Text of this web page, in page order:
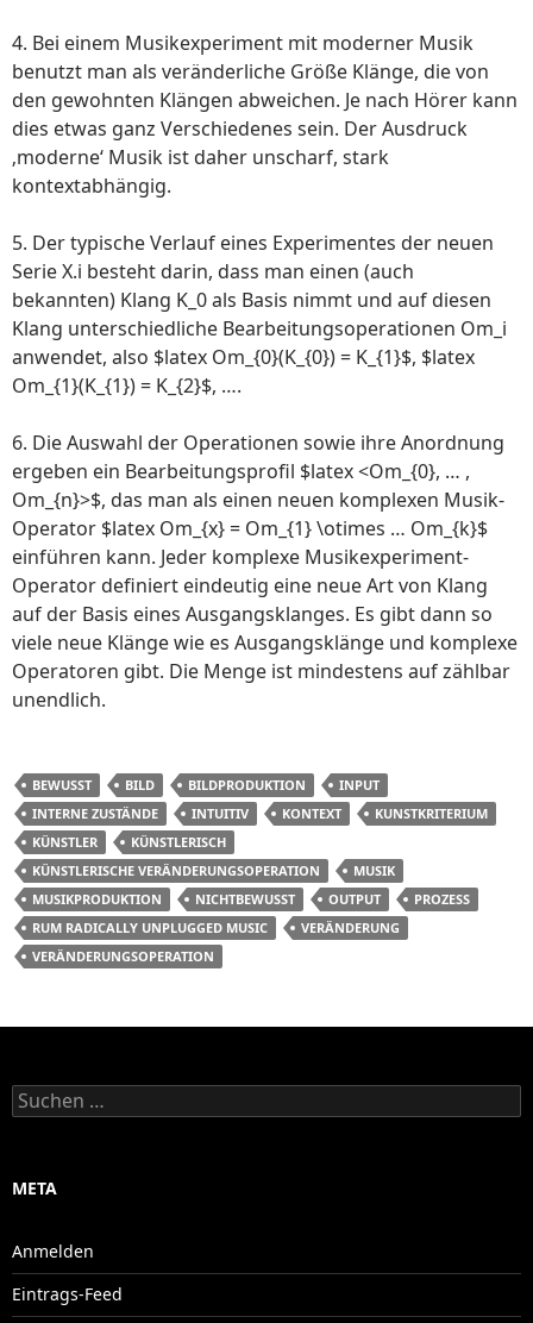
4. Bei einem Musikexperiment mit moderner Musik
benutzt man als veränderliche Größe Klänge, die von
den gewohnten Klängen abweichen. Je nach Hörer kann
dies etwas ganz Verschiedenes sein. Der Ausdruck
‚moderne‘ Musik ist daher unscharf, stark
kontextabhängig.
5. Der typische Verlauf eines Experimentes der neuen
Serie X.i besteht darin, dass man einen (auch
bekannten) Klang K_0 als Basis nimmt und auf diesen
Klang unterschiedliche Bearbeitungsoperationen Om_i
anwendet, also $latex Om_{0}(K_{0}) = K_{1}$, $latex
Om_{1}(K_{1}) = K_{2}$, ….
6. Die Auswahl der Operationen sowie ihre Anordnung
ergeben ein Bearbeitungsprofil $latex <Om_{0}, … ,
Om_{n}>$, das man als einen neuen komplexen Musik-
Operator $latex Om_{x} = Om_{1} \otimes … Om_{k}$
einführen kann. Jeder komplexe Musikexperiment-
Operator definiert eindeutig eine neue Art von Klang
auf der Basis eines Ausgangsklanges. Es gibt dann so
viele neue Klänge wie es Ausgangsklänge und komplexe
Operatoren gibt. Die Menge ist mindestens auf zählbar
unendlich.
BEWUSST BILD BILDPRODUKTION
INPUT
INTERNE ZUSTÄNDE
INTUITIV KONTEXT
KUNSTKRITERIUM
KÜNSTLER
KÜNSTLERISCH
KÜNSTLERISCHE VERÄNDERUNGSOPERATION
MUSIK
MUSIKPRODUKTION
NICHTBEWUSST OUTPUT
PROZESS
RUM RADICALLY UNPLUGGED MUSIC
VERÄNDERUNG
VERÄNDERUNGSOPERATION
Suchen
nach:
META
Anmelden
Eintrags-Feed